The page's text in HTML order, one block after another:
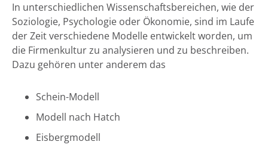
In unterschiedlichen Wissenschaftsbereichen, wie der
Soziologie, Psychologie oder Ökonomie, sind im Laufe
der Zeit verschiedene Modelle entwickelt worden, um
die Firmenkultur zu analysieren und zu beschreiben.
Dazu gehören unter anderem das
Schein-Modell
Modell nach Hatch
Eisbergmodell